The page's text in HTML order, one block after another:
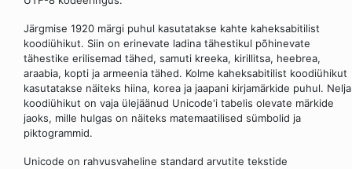
Järgmise 1920 märgi puhul kasutatakse kahte kaheksabitilist
koodiühikut. Siin on erinevate ladina tähestikul põhinevate
tähestike erilisemad tähed, samuti kreeka, kirillitsa, heebrea,
araabia, kopti ja armeenia tähed. Kolme kaheksabitilist koodiühikut
kasutatakse näiteks hiina, korea ja jaapani kirjamärkide puhul. Nelja
koodiühikut on vaja ülejäänud Unicode'i tabelis olevate märkide
jaoks, mille hulgas on näiteks matemaatilised sümbolid ja
piktogrammid.
Unicode on rahvusvaheline standard arvutite tekstide